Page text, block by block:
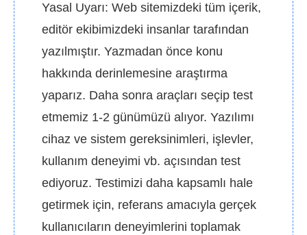
Yasal Uyarı: Web sitemizdeki tüm içerik,
editör ekibimizdeki insanlar tarafından
yazılmıştır. Yazmadan önce konu
hakkında derinlemesine araştırma
yaparız. Daha sonra araçları seçip test
etmemiz 1-2 günümüzü alıyor. Yazılımı
cihaz ve sistem gereksinimleri, işlevler,
kullanım deneyimi vb. açısından test
ediyoruz. Testimizi daha kapsamlı hale
getirmek için, referans amacıyla gerçek
kullanıcıların deneyimlerini toplamak